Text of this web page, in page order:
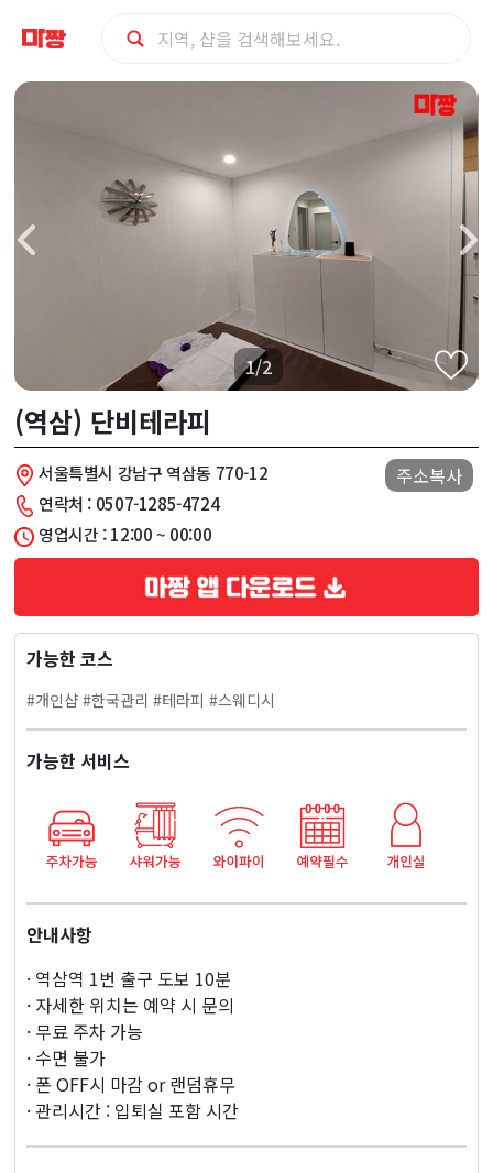
강
구
(역
단
비
테
라
피
마
사
지
1/2
(역삼) 단비테라피
서울특별시 강남구 역삼동 770-12 주소복사
연락처 : 0507-1285-4724
영업시간 : 12:00 ~ 00:00
가능한 코스
#개인샵 #한국관리 #테라피 #스웨디시
가능한 서비스
안내사항
· 역삼역 1번 출구 도보 10분
· 자세한 위치는 예약 시 문의
· 무료 주차 가능
· 수면 불가
· 폰 OFF시 마감 or 랜덤휴무
· 관리시간 : 입퇴실 포함 시간